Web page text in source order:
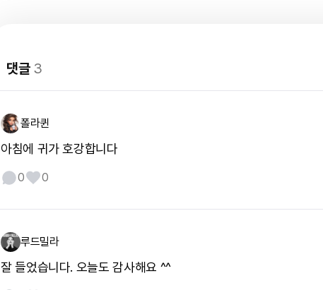
댓글3
폴라퀸
아침에 귀가 호강합니다
0 0
루드밀라
잘 들었습니다. 오늘도 감사해요 ^^